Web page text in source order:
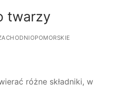
twarzy
różne składniki, w